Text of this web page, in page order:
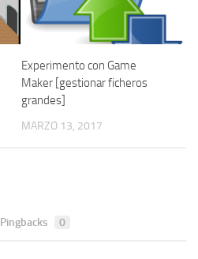
Experimento con Game
Maker [gestionar ficheros
grandes]
MARZO 13, 2017
Pingbacks 0